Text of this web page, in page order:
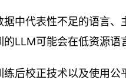
中代表性不足的语言
LLM可能会在低资源语
后校正技术以及使用